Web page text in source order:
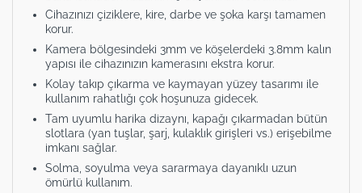
Cihazınızı çiziklere, kire, darbe ve şoka karşı tamamen
korur.
Kamera bölgesindeki 3mm ve köşelerdeki 3.8mm kalın
yapısı ile cihazınızın kamerasını ekstra korur.
Kolay takıp çıkarma ve kaymayan yüzey tasarımı ile
kullanım rahatlığı çok hoşunuza gidecek.
Tam uyumlu harika dizaynı, kapağı çıkarmadan bütün
slotlara (yan tuşlar, şarj, kulaklık girişleri vs.) erişebilme
imkanı sağlar.
Solma, soyulma veya sararmaya dayanıklı uzun
ömürlü kullanım.